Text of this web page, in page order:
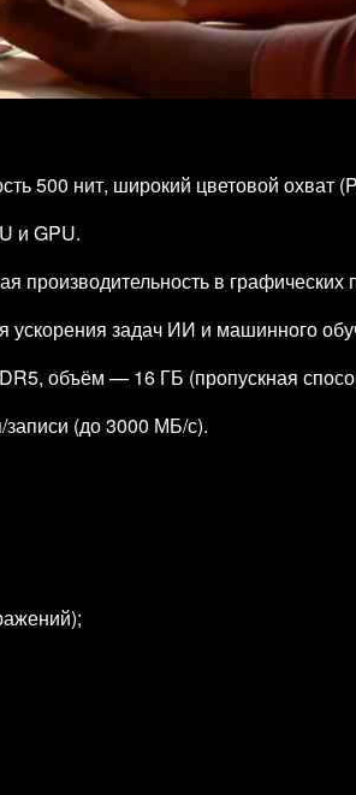
500 нит, широкий цветовой охват
и GPU.
в графических
задач ИИ и машинного
объём — 16 ГБ (пропускная
записи (до 3000 МБ/с).